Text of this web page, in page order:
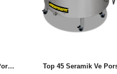
Top140 Seramik Ve Porselen Fırını (SANAYİ TİPİ) (YENİ AC 590 KUMANDA PANELLİ)